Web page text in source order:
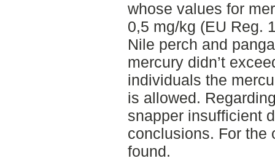
whose values for
0,5 mg/kg (EU Reg.
Nile perch and
mercury didn’t
individuals the
is allowed.
snapper insufficient
conclusions. For the
found.